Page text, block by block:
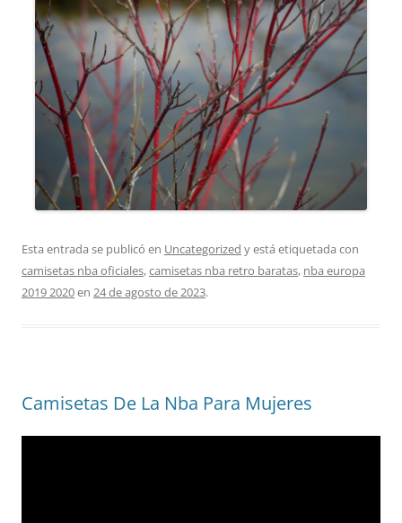
Esta entrada se publicó en Uncategorized y está etiquetada con
camisetas nba oficiales,camisetas nba retro baratas, nba europa
2019 2020en 24 de agosto de 2023.
Camisetas De La Nba Para Mujeres